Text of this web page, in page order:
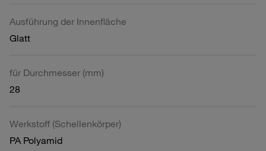
Ausführung der Innenfläche
Glatt
für Durchmesser (mm)
28
Werkstoff (Schellenkörper)
PA Polyamid